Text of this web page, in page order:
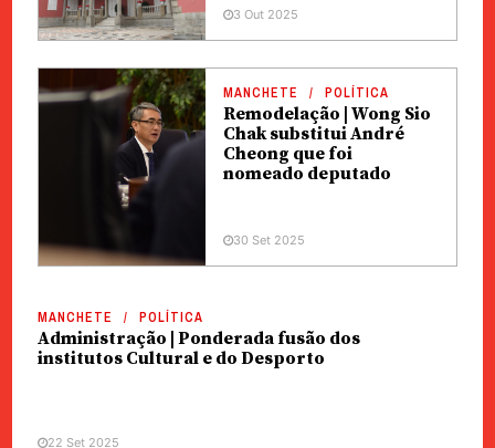
3 Out 2025
MANCHETE POLÍTICA
Remodelação | Wong Sio
Chak substitui André
Cheong que foi
nomeado deputado
30 Set 2025
MANCHETE POLÍTICA
Administração | Ponderada fusão dos
institutos Cultural e do Desporto
22 Set 2025